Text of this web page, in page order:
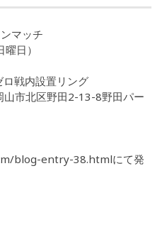
マッチ
日）
戦内設置リング
市北区野田2-13-8野田パー
blog-entry-38.htmlにて発